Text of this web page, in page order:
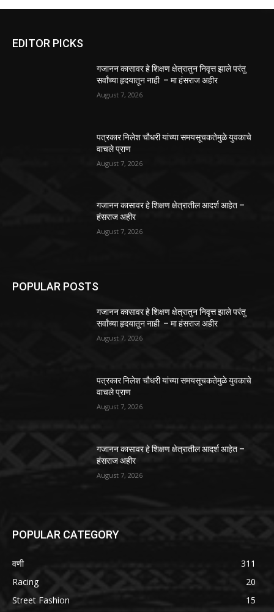
EDITOR PICKS
गजानन कासावर हे शिक्षण क्षेत्रातुन निवृत्त झाले परंतु
सर्वांच्या हृदयातून नाही – मा हंसराज अहीर
August 7, 2026
पत्रकार निलेश चौधरी यांच्या समयसूचकतेमुळे युवकाचे
वाचले प्राण
August 7, 2026
गजानन कासावर हे शिक्षण क्षेत्रातील आदर्श आहेत –
हंसराज अहीर
August 7, 2026
POPULAR POSTS
गजानन कासावर हे शिक्षण क्षेत्रातुन निवृत्त झाले परंतु
सर्वांच्या हृदयातून नाही – मा हंसराज अहीर
August 7, 2026
पत्रकार निलेश चौधरी यांच्या समयसूचकतेमुळे युवकाचे
वाचले प्राण
August 7, 2026
गजानन कासावर हे शिक्षण क्षेत्रातील आदर्श आहेत –
हंसराज अहीर
August 7, 2026
POPULAR CATEGORY
वणी
311
Racing
20
Street Fashion
15